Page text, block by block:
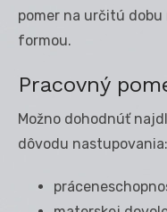
pomer na určitú
formou.
Pracovný
Možno dohodnúť
dôvodu nastupovania: